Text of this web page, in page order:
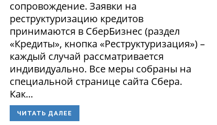
сопровождение. Заявки на
реструктуризацию кредитов
принимаются в СберБизнес (раздел
«Кредиты», кнопка «Реструктуризация») –
каждый случай рассматривается
индивидуально. Все меры собраны на
специальной странице сайта Сбера.
Как...
ЧИТАТЬ ДАЛЕЕ